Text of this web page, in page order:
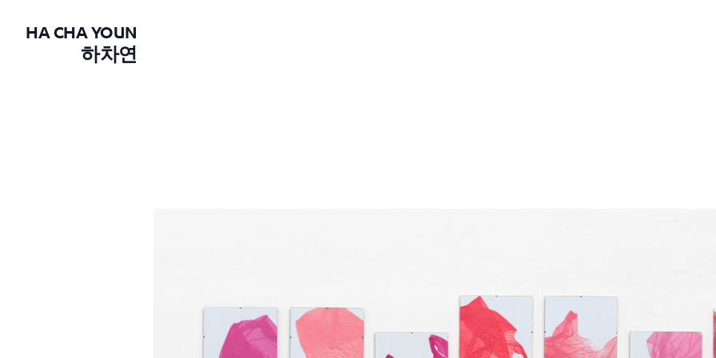
HA CHA YOUN
하차연